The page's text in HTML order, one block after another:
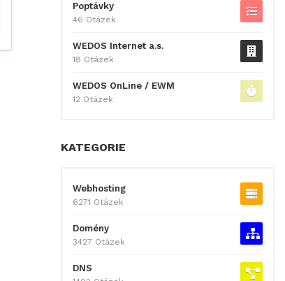
Poptávky
46 Otázek
WEDOS Internet a.s.
18 Otázek
WEDOS OnLine / EWM
12 Otázek
KATEGORIE
Webhosting
6271 Otázek
Domény
3427 Otázek
DNS